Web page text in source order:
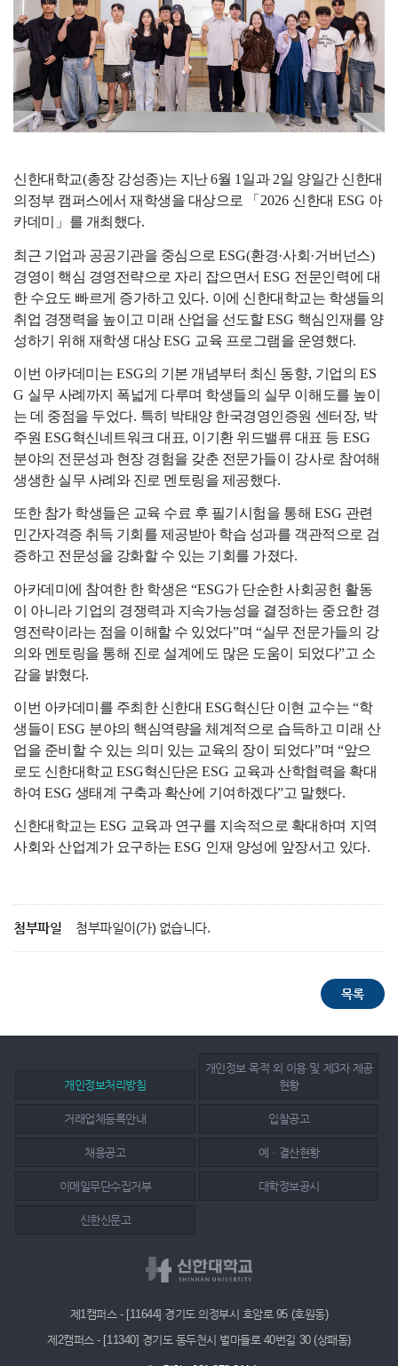
신한대학교(총장 강성종)는 지난6월 1 일과 2일 양일간 신한대
의정부 캠퍼스에서 재학생을 대상으로
「 2026 신한대 ESG 아
카데미
」 를 개최했다.
최근 기업과 공공기관을 중심으로ESG(환경·사회 ·거버넌스)
경영이 핵심 경영전략으로 자리 잡으면서ESG 전문인력에 대
한 수요도 빠르게 증가하고 있다. 이에 신한대학교는 학생들의
취업 경쟁력을 높이고 미래 산업을 선도할ESG 핵심인재를 양
성하기 위해 재학생 대상ESG 교육 프로그램을 운영했다.
이번 아카데미는 ESG의 기본 개념부터 최신 동향, 기업의 ES
G 실무 사례까지 폭넓게 다루며 학생들의 실무 이해도를 높이
는 데 중점을 두었다. 특히 박태양 한국경영인증원 센터장, 박
주원 ESG혁신네트워크 대표, 이기환 위드밸류 대표 등 ESG
분야의 전문성과 현장 경험을 갖춘 전문가들이 강사로 참여해
생생한 실무 사례와 진로 멘토링을 제공했다.
또한 참가 학생들은 교육 수료 후 필기시험을 통해 ESG 관련
민간자격증 취득 기회를 제공받아 학습 성과를 객관적으로 검
증하고 전문성을 강화할 수 있는 기회를 가졌다.
아카데미에 참여한 한 학생은“ESG가 단순한 사회공헌 활동
이 아니라 기업의 경쟁력과 지속가능성을 결정하는 중요한 경
영전략이라는 점을 이해할 수 있었다”며 “실무 전문가들의 강
의와 멘토링을 통해 진로 설계에도 많은 도움이 되었다”고 소
감을 밝혔다.
이번 아카데미를 주최한 신한대 ESG혁신단 이현 교수는 “학
생들이ESG 분야의 핵심역량을 체계적으로 습득하고 미래 산
업을 준비할 수 있는 의미 있는 교육의 장이 되었다”며 “앞으
로도 신한대학교 ESG혁신단은ESG 교육과 산학협력을 확대
하여 ESG 생태계 구축과 확산에 기여하겠다”고 말했다.
신한대학교는 ESG 교육과 연구를 지속적으로 확대하며 지역
사회와 산업계가 요구하는ESG 인재 양성에 앞장서고 있다.
첨부파일 첨부파일이(가) 없습니다.
개인정보처리방침
개인정보 목적 외 이용 및 제3자 제공
현황
거래업체등록안내 입찰공고
채용공고 예ㆍ결산현황
이메일무단수집거부 대학정보공시
신한신문고
제1캠퍼스 - [11644] 경기도 의정부시 호암로 95 (호원동)
제2캠퍼스 - [11340] 경기도 동두천시 벌마들로 40번길 30 (상패동)